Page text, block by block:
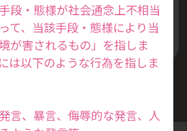
段・態様が社会通念上不相当
て、当該手段・態様により当
が害されるもの」を指しま
は以下のような行為を指しま
言、暴言、侮辱的な発言、人
説明と安全な診察を
心掛けています